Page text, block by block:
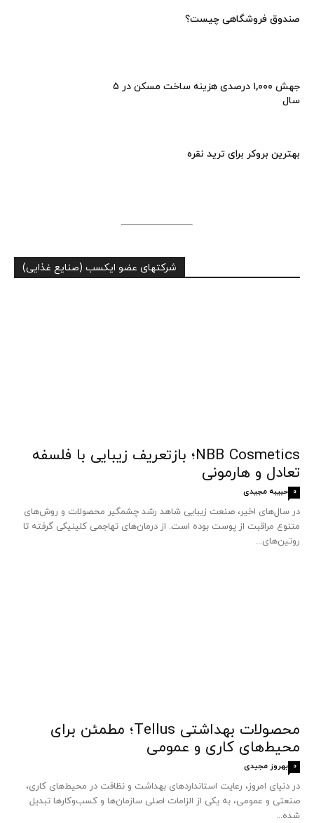
صندوق فروشگاهی چیست؟
جهش ۱,۰۰۰ درصدی هزینه ساخت مسکن در ۵
سال
بهترین بروکر برای ترید نقره
شرکتهای عضو ایکسب (صنایع غذایی)
NBB Cosmetics؛ بازتعریف زیبایی با فلسفه
تعادل و هارمونی
حبیبه مجیدی 0
در سال‌های اخیر، صنعت زیبایی شاهد رشد چشمگیر محصولات و روش‌های
متنوع مراقبت از پوست بوده است. از درمان‌های تهاجمی کلینیکی گرفته تا
روتین‌های...
محصولات بهداشتی Tellus؛ مطمئن برای
محیط‌های کاری و عمومی
بهروز مجیدی 0
در دنیای امروز، رعایت استانداردهای بهداشت و نظافت در محیط‌های کاری،
صنعتی و عمومی، به یکی از الزامات اصلی سازمان‌ها و کسب‌وکارها تبدیل
شده...